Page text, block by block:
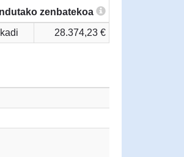
zenbatekoa
28.374,23 €